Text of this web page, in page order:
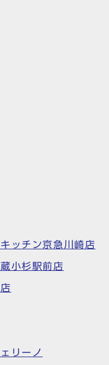
ッチン京急川崎店
小杉駅前店
リーノ